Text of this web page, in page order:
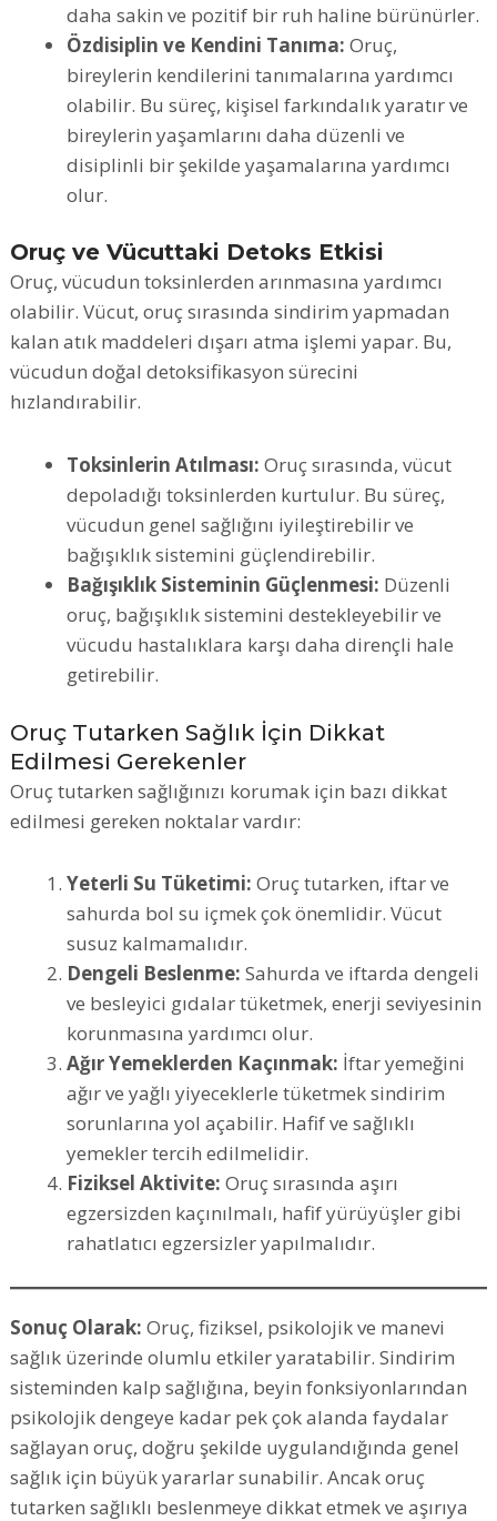
daha sakin ve pozitif bir ruh haline bürünürler.
Özdisiplin ve Kendini Tanıma: Oruç,
bireylerin kendilerini tanımalarına yardımcı
olabilir. Bu süreç, kişisel farkındalık yaratır ve
bireylerin yaşamlarını daha düzenli ve
disiplinli bir şekilde yaşamalarına yardımcı
olur.
Oruç ve Vücuttaki Detoks Etkisi
Oruç, vücudun toksinlerden arınmasına yardımcı
olabilir. Vücut, oruç sırasında sindirim yapmadan
kalan atık maddeleri dışarı atma işlemi yapar. Bu,
vücudun doğal detoksifikasyon sürecini
hızlandırabilir.
Toksinlerin Atılması: Oruç sırasında, vücut
depoladığı toksinlerden kurtulur. Bu süreç,
vücudun genel sağlığını iyileştirebilir ve
bağışıklık sistemini güçlendirebilir.
Bağışıklık Sisteminin Güçlenmesi: Düzenli
oruç, bağışıklık sistemini destekleyebilir ve
vücudu hastalıklara karşı daha dirençli hale
getirebilir.
Oruç Tutarken Sağlık İçin Dikkat
Edilmesi Gerekenler
Oruç tutarken sağlığınızı korumak için bazı dikkat
edilmesi gereken noktalar vardır:
Yeterli Su Tüketimi: Oruç tutarken, iftar ve
sahurda bol su içmek çok önemlidir. Vücut
susuz kalmamalıdır.
Dengeli Beslenme: Sahurda ve iftarda dengeli
ve besleyici gıdalar tüketmek, enerji seviyesinin
korunmasına yardımcı olur.
Ağır Yemeklerden Kaçınmak: İftar yemeğini
ağır ve yağlı yiyeceklerle tüketmek sindirim
sorunlarına yol açabilir. Hafif ve sağlıklı
yemekler tercih edilmelidir.
Fiziksel Aktivite: Oruç sırasında aşırı
egzersizden kaçınılmalı, hafif yürüyüşler gibi
rahatlatıcı egzersizler yapılmalıdır.
Sonuç Olarak: Oruç, fiziksel, psikolojik ve manevi
sağlık üzerinde olumlu etkiler yaratabilir. Sindirim
sisteminden kalp sağlığına, beyin fonksiyonlarından
psikolojik dengeye kadar pek çok alanda faydalar
sağlayan oruç, doğru şekilde uygulandığında genel
sağlık için büyük yararlar sunabilir. Ancak oruç
tutarken sağlıklı beslenmeye dikkat etmek ve aşırıya